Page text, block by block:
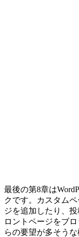
最後の第8章は
クです。カスタム
ジを追加したり、
ロントページをブ
らの要望が多そうな